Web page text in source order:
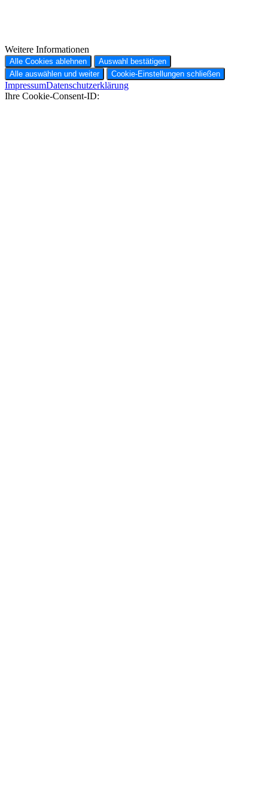
Weitere Informationen
Alle Cookies ablehnen
Auswahl bestätigen
Alle auswählen und weiter
Cookie-Einstellungen schließen
ImpressumDatenschutzerklärung
Ihre Cookie-Consent-ID: